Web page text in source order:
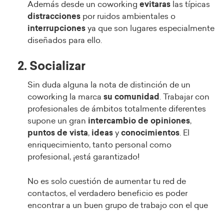
Además desde un coworking evitaras las típicas
distracciones por ruidos ambientales o
interrupciones ya que son lugares especialmente
diseñados para ello.
2. Socializar
Sin duda alguna la nota de distinción de un
coworking la marca su comunidad. Trabajar con
profesionales de ámbitos totalmente diferentes
supone un gran intercambio de opiniones,
puntos de vista, ideas y conocimientos. El
enriquecimiento, tanto personal como
profesional, ¡está garantizado!
No es solo cuestión de aumentar tu red de
contactos, el verdadero beneficio es poder
encontrar a un buen grupo de trabajo con el que